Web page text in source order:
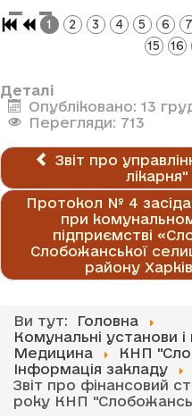
1 2 3 4 5 6 7
15
16
Деталі
Опубліковано: 13
Перегляди: 713
Звіт про
Протокол № 4
при
підприємстві
Слобожанської
району
Ви тут:
Головна
Комунальні установи
Медицина
КНП
Інформація закладу
Звіт про фінансовий
року КНП